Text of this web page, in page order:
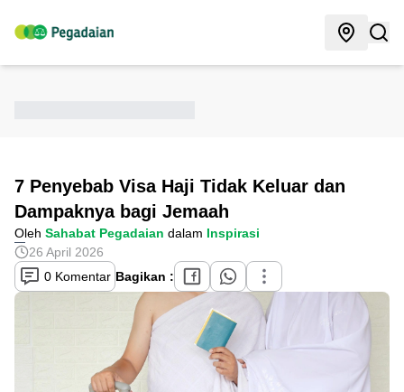
7 Penyebab Visa Haji Tidak Keluar dan
Dampaknya bagi Jemaah
Oleh Sahabat Pegadaian dalam Inspirasi
26 April 2026
0 Komentar Bagikan :